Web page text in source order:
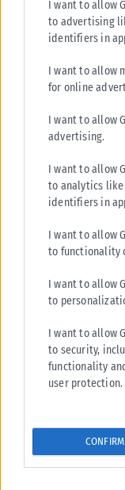
I want to allow
to advertising
identifiers in
I want to allow
for online
I want to allow
advertising.
I want to allow
to analytics like
identifiers in
I want to allow
to functionality
I want to allow
to
I want to allow
to security,
functionality
user protection.
CONFIRM